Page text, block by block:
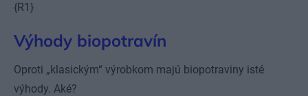
{R1}
Výhody biopotravín
Oproti „klasickým“ výrobkom majú bio­potraviny isté
výhody. Aké?